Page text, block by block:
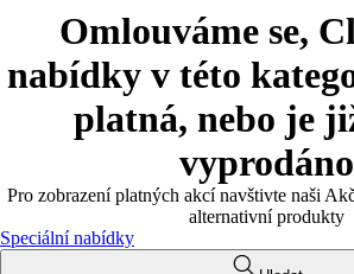
Omlouváme se,
nabídky v této
platná, nebo je
vyprodáno
Pro zobrazení platných akcí navštivte naši
alternativní produkty
Speciální nabídky